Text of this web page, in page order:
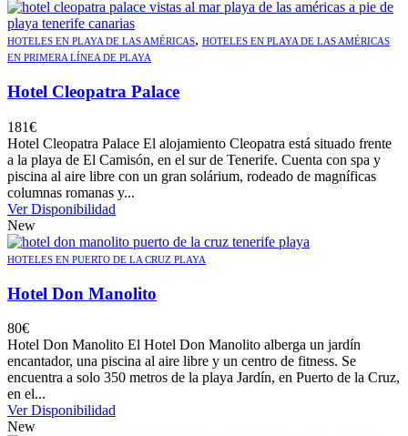
HOTELES EN PLAYA DE LAS AMÉRICAS, HOTELES EN PLAYA DE LAS AMÉRICAS
EN PRIMERA LÍNEA DE PLAYA
Hotel Cleopatra Palace
181€
Hotel Cleopatra Palace El alojamiento Cleopatra está situado frente
a la playa de El Camisón, en el sur de Tenerife. Cuenta con spa y
piscina al aire libre con un gran solárium, rodeado de magníficas
columnas romanas y...
Ver Disponibilidad
New
HOTELES EN PUERTO DE LA CRUZ PLAYA
Hotel Don Manolito
80€
Hotel Don Manolito El Hotel Don Manolito alberga un jardín
encantador, una piscina al aire libre y un centro de fitness. Se
encuentra a solo 350 metros de la playa Jardín, en Puerto de la Cruz,
en el...
Ver Disponibilidad
New